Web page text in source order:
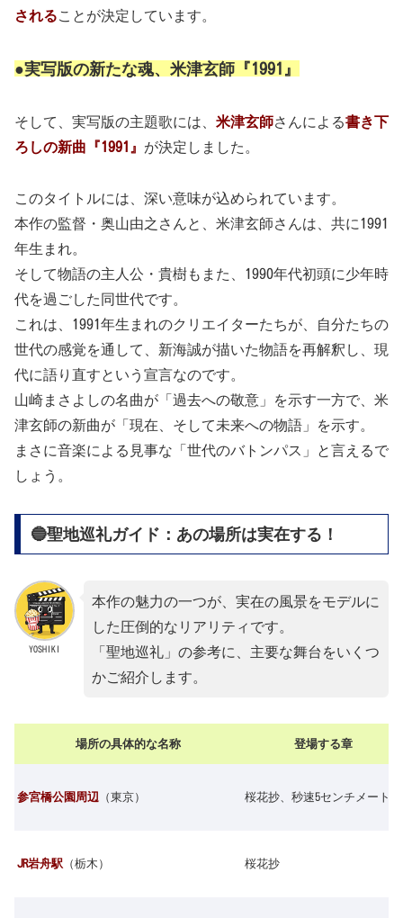
されることが決定しています。
●実写版の新たな魂、米津玄師『1991』
そして、実写版の主題歌には、 米津玄師さんによる書き下
ろしの新曲『1991』 が決定しました。
このタイトルには、深い意味が込められています。
本作の監督・奥山由之さんと、米津玄師さんは、共に1991
年生まれ。
そして物語の主人公・貴樹もまた、1990年代初頭に少年時
代を過ごした同世代です。
これは、1991年生まれのクリエイターたちが、自分たちの
世代の感覚を通して、新海誠が描いた物語を再解釈し、現
代に語り直すという宣言なのです。
山崎まさよしの名曲が「過去への敬意」を示す一方で、米
津玄師の新曲が「現在、そして未来への物語」を示す。
まさに音楽による見事な「世代のバトンパス」と言えるで
しょう。
🔵聖地巡礼ガイド：あの場所は実在する！
YOSHIKI
本作の魅力の一つが、実在の風景をモデルに
した圧倒的なリアリティです。
「聖地巡礼」の参考に、主要な舞台をいくつ
かご紹介します。
場所の具体的な名称 登場する章
参宮橋公園周辺 （東京） 桜花抄、秒速5センチメートル
JR岩舟駅 （栃木） 桜花抄